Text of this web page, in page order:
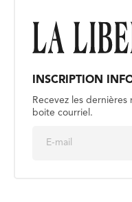
INSCRIPTION
Recevez les
boite courriel.